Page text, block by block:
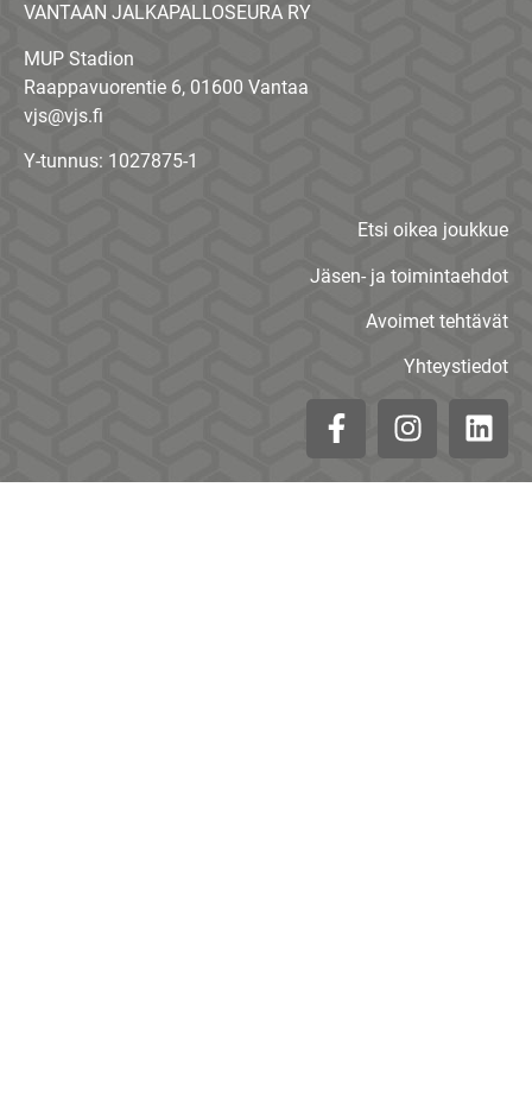
VANTAAN JALKAPALLOSEURA RY
MUP Stadion
Raappavuorentie 6, 01600 Vantaa
vjs@vjs.fi
Y-tunnus: 1027875-1
Etsi oikea joukkue
Jäsen- ja toimintaehdot
Avoimet tehtävät
Yhteystiedot